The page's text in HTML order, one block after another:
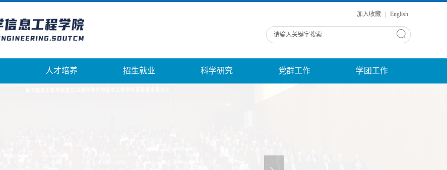
加入收藏 English
人才培养 招生就业 科学研究 党群工作 学团工作